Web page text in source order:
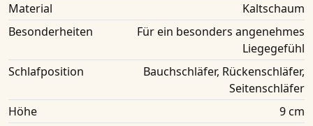
Material
Kaltschaum
Besonderheiten
Für ein besonders angenehmes
Liegegefühl
Schlafposition
Bauchschläfer, Rückenschläfer,
Seitenschläfer
Höhe
9 cm